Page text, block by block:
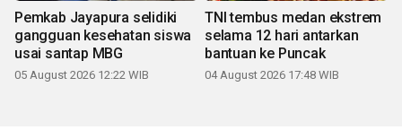
Pemkab Jayapura selidiki
gangguan kesehatan siswa
usai santap MBG
05 August 2026 12:22 WIB
TNI tembus medan ekstrem
selama 12 hari antarkan
bantuan ke Puncak
04 August 2026 17:48 WIB